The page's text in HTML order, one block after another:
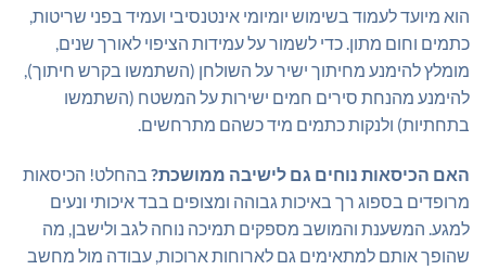
הוא מיועד לעמוד בשימוש יומיומי אינטנסיבי ועמיד בפני שריטות,
כתמים וחום מתון. כדי לשמור על עמידות הציפוי לאורך שנים,
מומלץ להימנע מחיתוך ישיר על השולחן (השתמשו בקרש חיתוך),
להימנע מהנחת סירים חמים ישירות על המשטח (השתמשו
בתחתיות) ולנקות כתמים מיד כשהם מתרחשים.
האם הכיסאות נוחים גם לישיבה ממושכת? בהחלט! הכיסאות
מרופדים בספוג רך באיכות גבוהה ומצופים בבד איכותי ונעים
למגע. המשענת והמושב מספקים תמיכה נוחה לגב ולישבן, מה
שהופך אותם למתאימים גם לארוחות ארוכות, עבודה מול מחשב